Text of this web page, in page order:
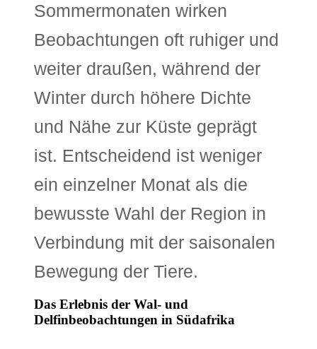
Sommermonaten wirken
Beobachtungen oft ruhiger und
weiter draußen, während der
Winter durch höhere Dichte
und Nähe zur Küste geprägt
ist. Entscheidend ist weniger
ein einzelner Monat als die
bewusste Wahl der Region in
Verbindung mit der saisonalen
Bewegung der Tiere.
Das Erlebnis der Wal- und
Delfinbeobachtungen in Südafrika